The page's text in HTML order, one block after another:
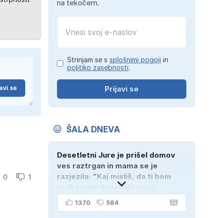
se
0 1
na tekočem.
Strinjam se s splošnimi pogoji in
politiko zasebnosti.
Prijavi se
ŠALA DNEVA
Desetletni Jure je prišel domov
ves raztrgan in mama se je
razjezila: "Kaj misliš, da ti bom
vsak teden kupovala nova
oblačila?" "Bodi vesela, da je
tako!" je odgovoril Jure. "Sosedje
1370 584